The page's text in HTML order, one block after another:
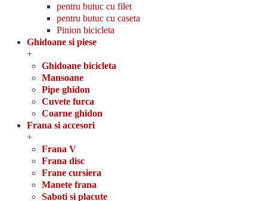
pentru butuc cu filet
pentru butuc cu caseta
Pinion bicicleta
Ghidoane si piese
+
Ghidoane bicicleta
Mansoane
Pipe ghidon
Cuvete furca
Coarne ghidon
Frana si accesori
+
Frana V
Frana disc
Frane cursiera
Manete frana
Saboti si placute